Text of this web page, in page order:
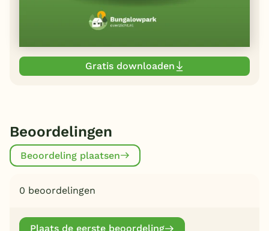
Gratis downloaden
Beoordelingen
Beoordeling plaatsen
0 beoordelingen
Plaats de eerste beoordeling